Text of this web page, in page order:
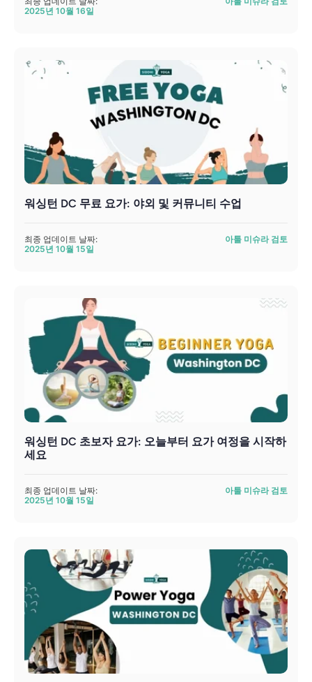
2025년 10월 16일
워싱턴 DC 무료 요가: 야외 및 커뮤니티 수업
최종 업데이트 날짜:
2025년 10월 15일
아툴 미슈라 검토
워싱턴 DC 초보자 요가: 오늘부터 요가 여정을 시작하
세요
최종 업데이트 날짜:
2025년 10월 15일
아툴 미슈라 검토